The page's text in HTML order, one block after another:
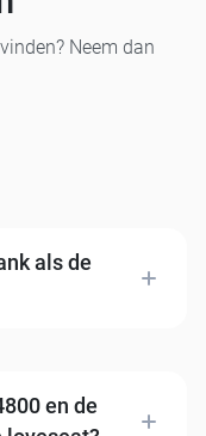
Neem dan
als de
latenen de